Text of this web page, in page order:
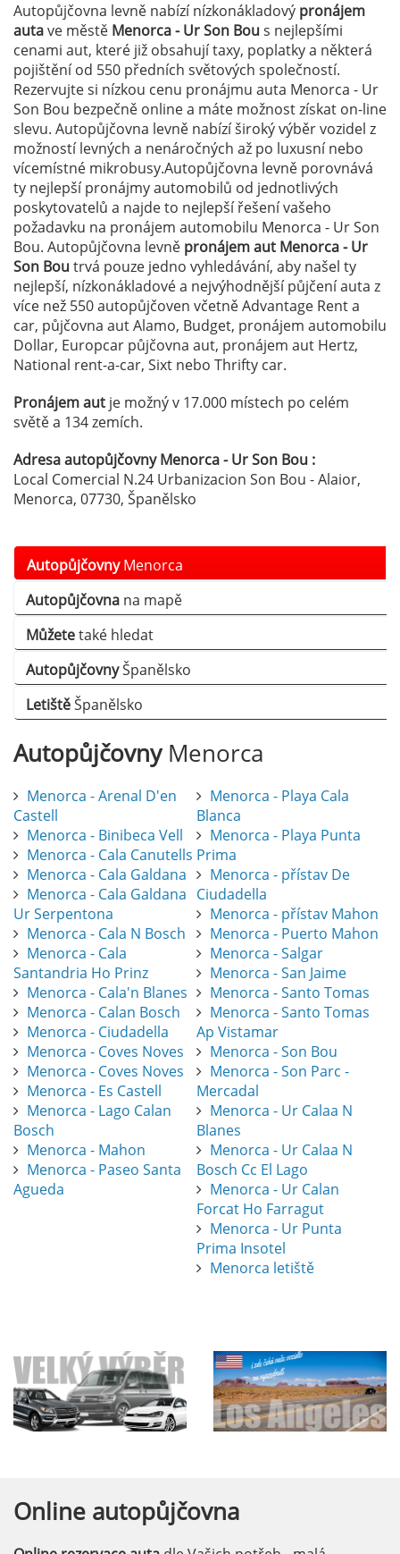
Autopůjčovna levně nabízí nízkonákladový pronájem
autave městě Menorca - Ur Son Bou s nejlepšími
cenami aut, které již obsahují taxy, poplatky a některá
pojištění od 550 předních světových společností.
Rezervujte si nízkou cenu pronájmu auta Menorca - Ur
Son Bou bezpečně online a máte možnost získat on-line
slevu. Autopůjčovna levně nabízí široký výběr vozidel z
možností levných a nenáročných až po luxusní nebo
vícemístné mikrobusy.Autopůjčovna levně porovnává
ty nejlepší pronájmy automobilů od jednotlivých
poskytovatelů a najde to nejlepší řešení vašeho
požadavku na pronájem automobilu Menorca - Ur Son
Bou. Autopůjčovna levně pronájem aut Menorca - Ur
Son Bou trvá pouze jedno vyhledávání, aby našel ty
nejlepší, nízkonákladové a nejvýhodnější půjčení auta z
více než 550 autopůjčoven včetně Advantage Rent a
car, půjčovna aut Alamo, Budget, pronájem automobilu
Dollar, Europcar půjčovna aut, pronájem aut Hertz,
National rent-a-car, Sixt nebo Thrifty car.
Pronájem aut je možný v 17.000 místech po celém
světě a 134 zemích.
Adresa autopůjčovny Menorca - Ur Son Bou :
Local Comercial N.24 Urbanizacion Son Bou - Alaior,
Menorca, 07730, Španělsko
AutopůjčovnyMenorca
Autopůjčovna na mapě
Můžetetaké hledat
AutopůjčovnyŠpanělsko
LetištěŠpanělsko
AutopůjčovnyMenorca
Menorca - Arenal D'en
Castell
Menorca - Binibeca Vell
Menorca - Cala Canutells
Menorca - Cala Galdana
Menorca - Cala Galdana
Ur Serpentona
Menorca - Cala N Bosch
Menorca - Cala
Santandria Ho Prinz
Menorca - Cala'n Blanes
Menorca - Calan Bosch
Menorca - Ciudadella
Menorca - Coves Noves
Menorca - Coves Noves
Menorca - Es Castell
Menorca - Lago Calan
Bosch
Menorca - Mahon
Menorca - Paseo Santa
Agueda
Menorca - Playa Cala
Blanca
Menorca - Playa Punta
Prima
Menorca - přístav De
Ciudadella
Menorca - přístav Mahon
Menorca - Puerto Mahon
Menorca - Salgar
Menorca - San Jaime
Menorca - Santo Tomas
Menorca - Santo Tomas
Ap Vistamar
Menorca - Son Bou
Menorca - Son Parc -
Mercadal
Menorca - Ur Calaa N
Blanes
Menorca - Ur Calaa N
Bosch Cc El Lago
Menorca - Ur Calan
Forcat Ho Farragut
Menorca - Ur Punta
Prima Insotel
Menorca letiště
Online autopůjčovna